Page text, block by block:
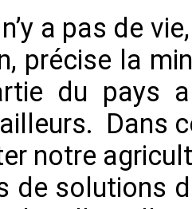
a pas de
précise la
du pays
Dans
notre
de solutions